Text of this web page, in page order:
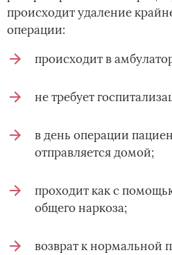
происходит удаление
операции:
происходит в
не требует
в день операции
отправляется домой;
проходит как с
общего наркоза;
возврат к нормальной